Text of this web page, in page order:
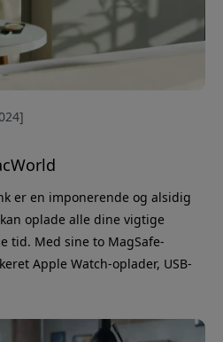
er en imponerende og alsidig
oplade alle dine vigtige
tid. Med sine to MagSafe-
Apple Watch-oplader, USB-
USB-C-port til moderne
Selvom kapaciteten på